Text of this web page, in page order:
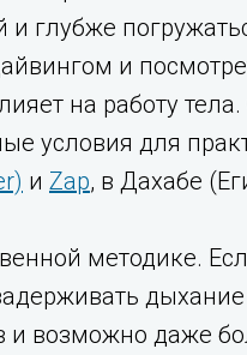
и
на работу
условия для
и Zap, в Дахабе
методике.
и возможно даже